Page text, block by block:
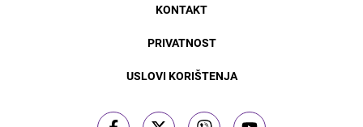
KONTAKT
PRIVATNOST
USLOVI KORIŠTENJA